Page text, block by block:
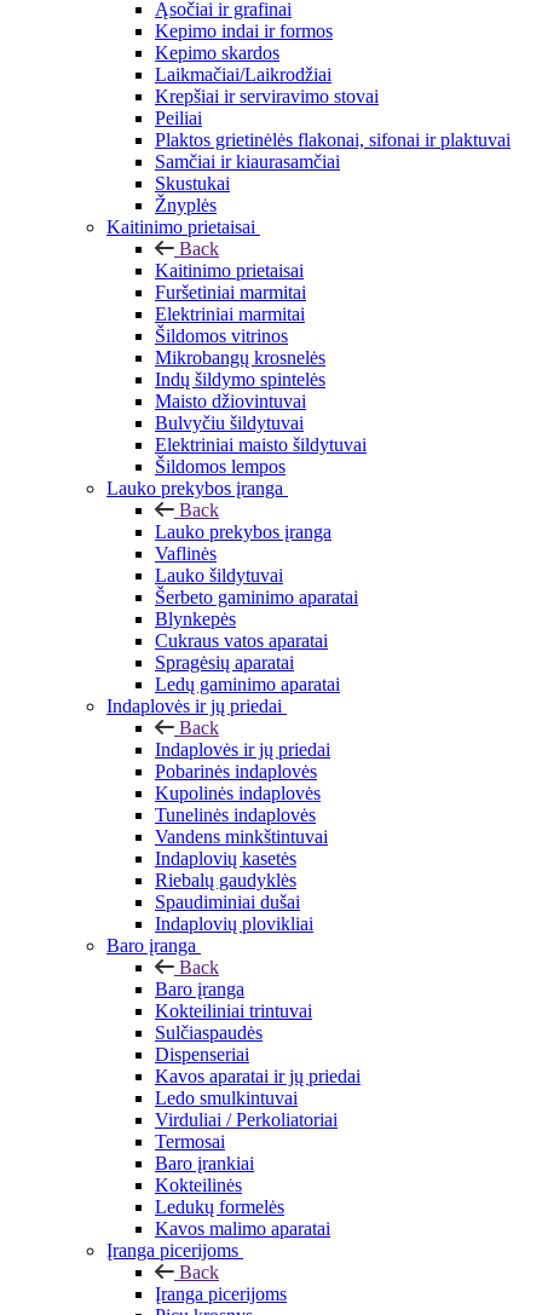
Ąsočiai ir grafinai
Kepimo indai ir formos
Kepimo skardos
Laikmačiai/Laikrodžiai
Krepšiai ir serviravimo stovai
Peiliai
Plaktos grietinėlės flakonai, sifonai ir plaktuvai
Samčiai ir kiaurasamčiai
Skustukai
Žnyplės
Kaitinimo prietaisai
Back
Kaitinimo prietaisai
Furšetiniai marmitai
Elektriniai marmitai
Šildomos vitrinos
Mikrobangų krosnelės
Indų šildymo spintelės
Maisto džiovintuvai
Bulvyčiu šildytuvai
Elektriniai maisto šildytuvai
Šildomos lempos
Lauko prekybos įranga
Back
Lauko prekybos įranga
Vaflinės
Lauko šildytuvai
Šerbeto gaminimo aparatai
Blynkepės
Cukraus vatos aparatai
Spragėsių aparatai
Ledų gaminimo aparatai
Indaplovės ir jų priedai
Back
Indaplovės ir jų priedai
Pobarinės indaplovės
Kupolinės indaplovės
Tunelinės indaplovės
Vandens minkštintuvai
Indaplovių kasetės
Riebalų gaudyklės
Spaudiminiai dušai
Indaplovių plovikliai
Baro įranga
Back
Baro įranga
Kokteiliniai trintuvai
Sulčiaspaudės
Dispenseriai
Kavos aparatai ir jų priedai
Ledo smulkintuvai
Virduliai / Perkoliatoriai
Termosai
Baro įrankiai
Kokteilinės
Ledukų formelės
Kavos malimo aparatai
Įranga picerijoms
Back
Įranga picerijoms